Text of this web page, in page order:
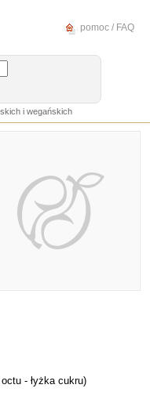
pomoc / FAQ
i wegańskich
- łyżka cukru)